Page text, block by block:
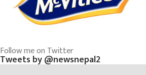
Follow me on Twitter
Tweets by @newsnepal2